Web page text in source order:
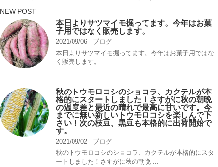
NEW POST
本日よりサツマイモ掘ってます。今年はお菓
子用ではなく販売します。
2021/09/06
ブログ
本日よりサツマイモ掘ってます。今年はお菓子用ではな
く販売します。
秋のトウモロコシのショコラ、カクテルが本
格的にスタートしました！さすがに秋の朝晩
の温度差と最近の晴れで最高に甘いです。今
までに無い新しいトウモロコシを楽しんで下
さい！次の枝豆、黒豆も本格的に出荷開始で
す。
2021/09/02
ブログ
秋のトウモロコシのショコラ、カクテルが本格的にスタ
ートしました！さすがに秋の朝晩 ...